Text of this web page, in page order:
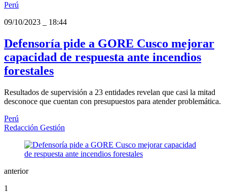
Perú
09/10/2023
18:44
Defensoría pide a GORE Cusco mejorar
capacidad de respuesta ante incendios
forestales
Resultados de supervisión a 23 entidades revelan que casi la mitad
desconoce que cuentan con presupuestos para atender problemática.
Perú
Redacción Gestión
anterior
1